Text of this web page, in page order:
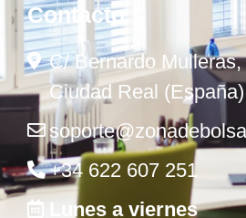
Contacto
C/ Bernardo Mulleras,
Ciudad Real (España)
+34 622 607 251
Lunes a viernes